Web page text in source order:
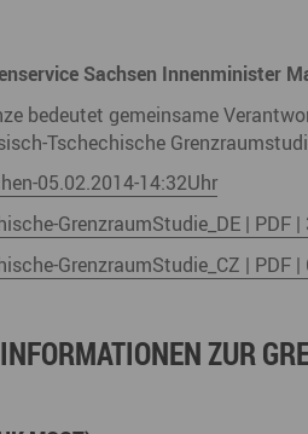
Sachsen Innenminister
bedeutet gemeinsame
Tschechische
05.02.2014-14:32Uhr
GrenzraumStudie_DE | PDF |
GrenzraumStudie_CZ | PDF |
ZUR